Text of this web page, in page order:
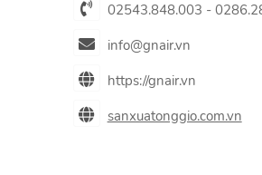
02543.848.003 -
info@gnair.vn
https://gnair.vn
sanxuatonggio.com.vn